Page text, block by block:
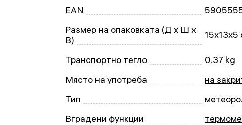
EAN
Размер на опаковката (Д x Ш x
В)
15x13x5
Транспортно тегло
0.37 kg
Място на употреба
на
Тип
Вградени функции